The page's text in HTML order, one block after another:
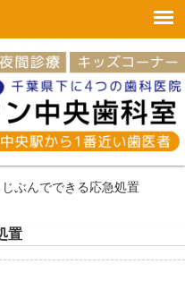
ぶんでできる応急処置
置